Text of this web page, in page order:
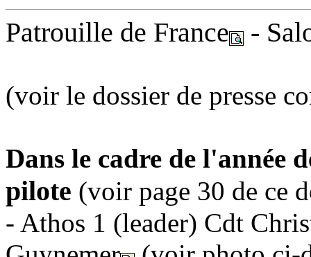
Patrouille de France -
(voir le dossier de presse
Dans le cadre de l'année
pilote (voir page 30 de ce
- Athos 1 (leader) Cdt